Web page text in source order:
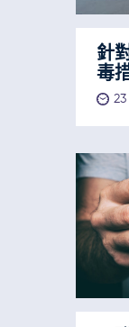
針
毒
23